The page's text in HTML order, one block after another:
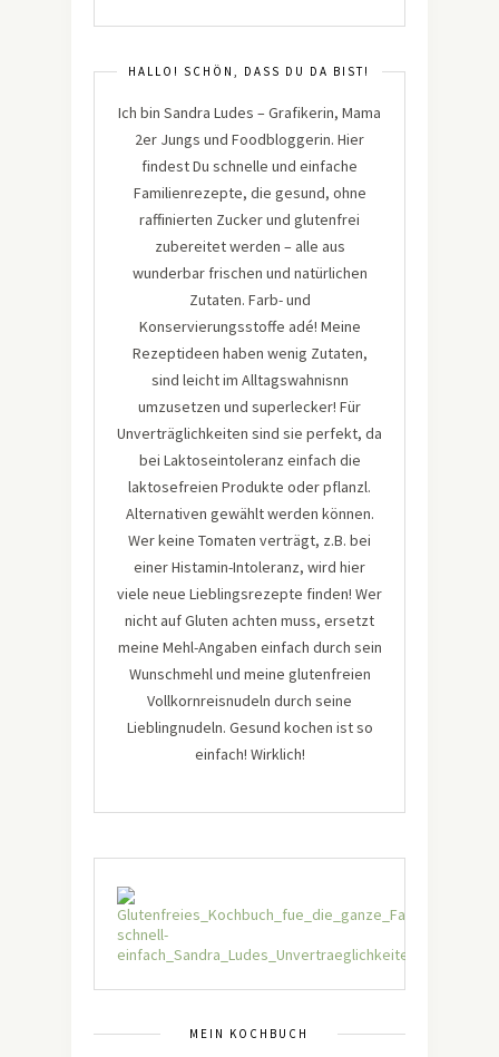
HALLO! SCHÖN, DASS DU DA BIST!
Ich bin Sandra Ludes – Grafikerin, Mama
2er Jungs und Foodbloggerin. Hier
findest Du schnelle und einfache
Familienrezepte, die gesund, ohne
raffinierten Zucker und glutenfrei
zubereitet werden – alle aus
wunderbar frischen und natürlichen
Zutaten. Farb- und
Konservierungsstoffe adé! Meine
Rezeptideen haben wenig Zutaten,
sind leicht im Alltagswahnisnn
umzusetzen und superlecker! Für
Unverträglichkeiten sind sie perfekt, da
bei Laktoseintoleranz einfach die
laktosefreien Produkte oder pflanzl.
Alternativen gewählt werden können.
Wer keine Tomaten verträgt, z.B. bei
einer Histamin-Intoleranz, wird hier
viele neue Lieblingsrezepte finden! Wer
nicht auf Gluten achten muss, ersetzt
meine Mehl-Angaben einfach durch sein
Wunschmehl und meine glutenfreien
Vollkornreisnudeln durch seine
Lieblingnudeln. Gesund kochen ist so
einfach! Wirklich!
MEIN KOCHBUCH